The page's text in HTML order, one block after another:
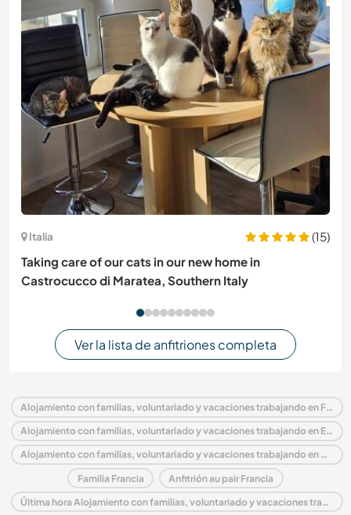
Italia
(15)
Taking care of our cats in our new home in
Castrocucco di Maratea, Southern Italy
Ver la lista de anfitriones completa
Alojamiento con familias, voluntariado y vacaciones trabajando en Francia
Alojamiento con familias, voluntariado y vacaciones trabajando en Europa
Alojamiento con familias, voluntariado y vacaciones trabajando en Aquitania
Familia Francia Anfitrión au pair Francia
Última hora Alojamiento con familias, voluntariado y vacaciones trabajando en Francia